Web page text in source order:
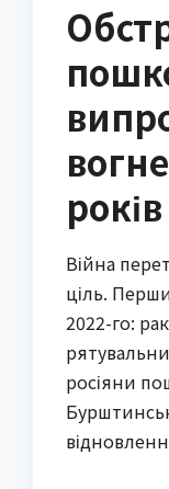
років
Війна
ціль.
2022-го:
росіяни